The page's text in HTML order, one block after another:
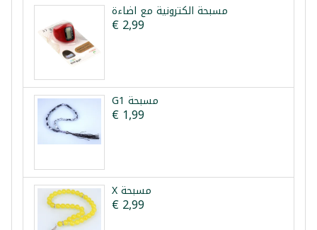
مسبحة الكترونية مع اضاءة
€ 2,99
G1 مسبحة
€ 1,99
X مسبحة
€ 2,99